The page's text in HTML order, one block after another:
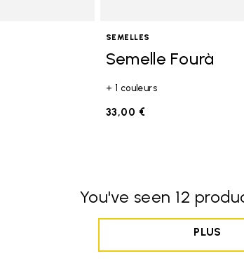
SEMELLES
Semelle Fourà
+ 1 couleurs
33,00 €
You've seen 12
PLUS